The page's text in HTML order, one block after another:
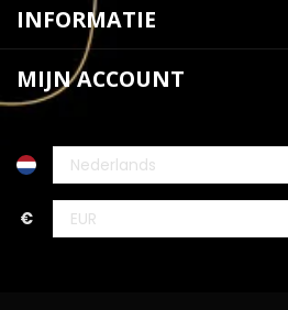
INFORMATIE
MIJN ACCOUNT
€